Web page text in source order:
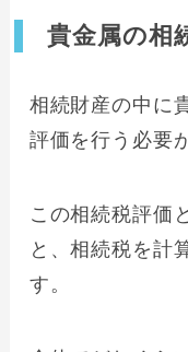
貴金属の相
相続財産の中に
評価を行う必要
この相続税評価
と、相続税を計
す。